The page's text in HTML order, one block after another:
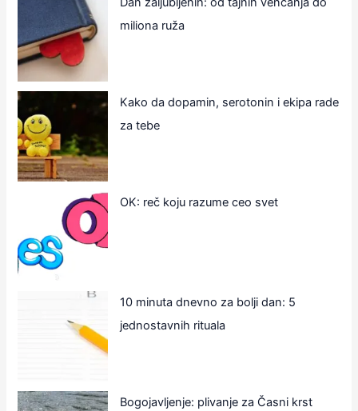
miliona ruža
Kako da dopamin, serotonin i ekipa rade
za tebe
OK: reč koju razume ceo svet
10 minuta dnevno za bolji dan: 5
jednostavnih rituala
Bogojavljenje: plivanje za Časni krst